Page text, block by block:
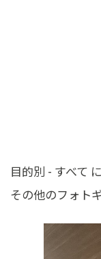
目的別 - すべて
その他のフォト